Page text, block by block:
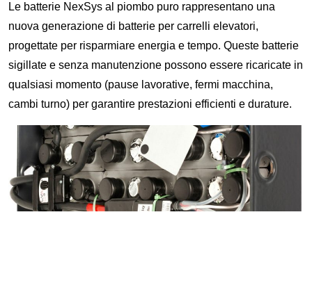
Le batterie NexSys al piombo puro rappresentano una
nuova generazione di batterie per carrelli elevatori,
progettate per risparmiare energia e tempo. Queste batterie
sigillate e senza manutenzione possono essere ricaricate in
qualsiasi momento (pause lavorative, fermi macchina,
cambi turno) per garantire prestazioni efficienti e durature.